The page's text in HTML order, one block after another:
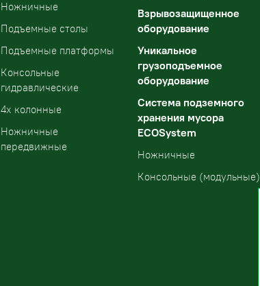
Ножничные
Подъемные столы
Подъемные платформы
Консольные
гидравлические
4х колонные
Ножничные
передвижные
Взрывозащищенное
оборудование
Уникальное
грузоподъемное
оборудование
Система подземного
хранения мусора
ECOSystem
Ножничные
Консольные (модульные)